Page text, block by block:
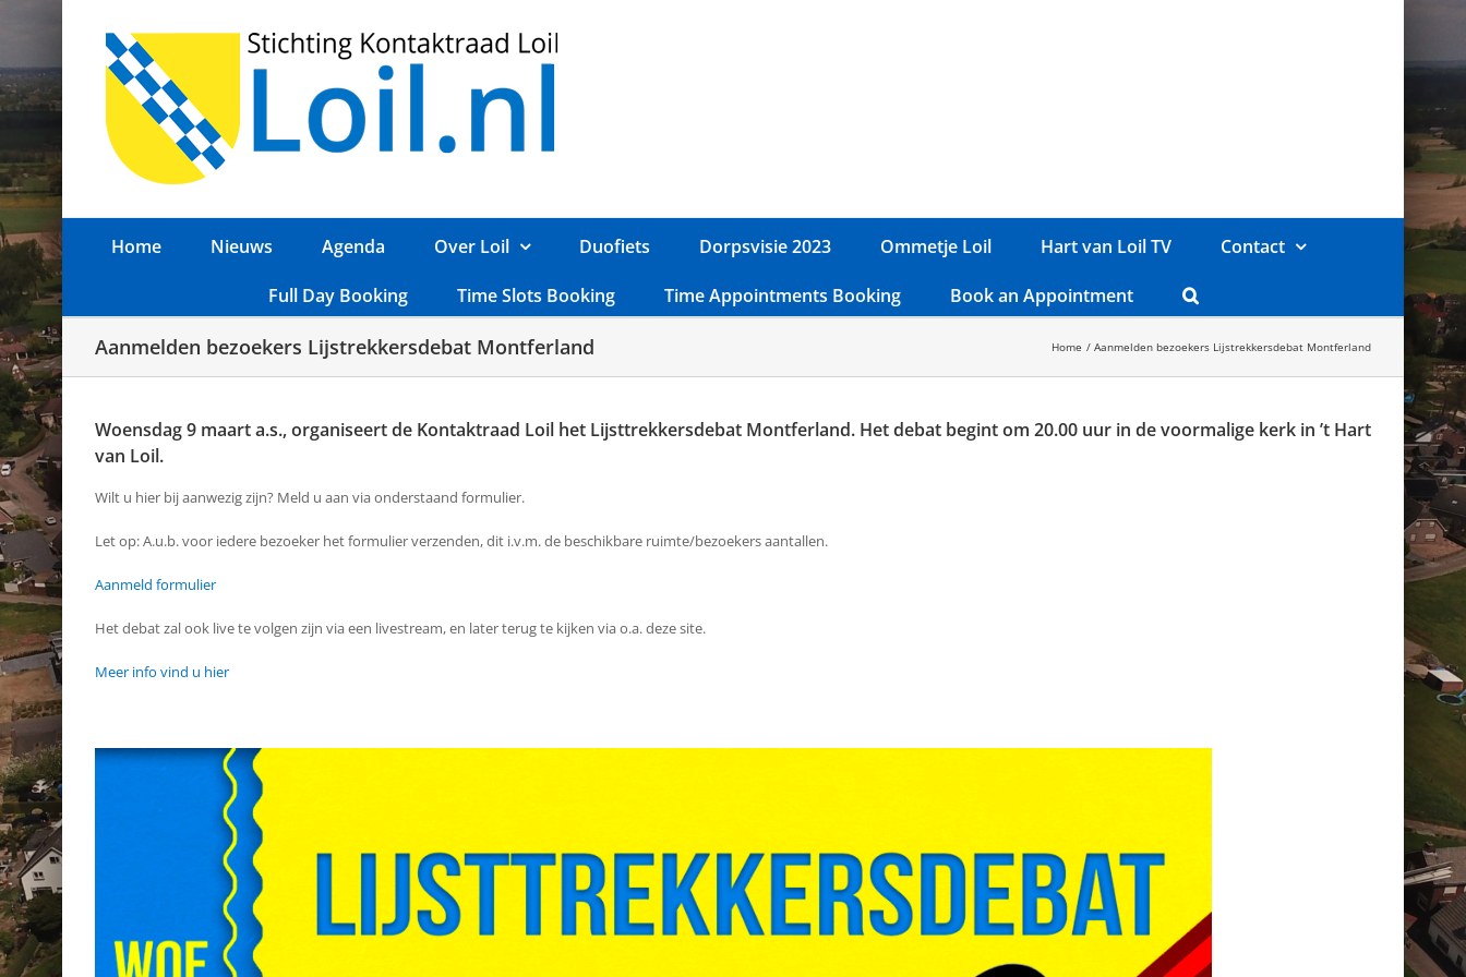
Home Nieuws Agenda Over Loil Duofiets Dorpsvisie 2023 Ommetje Loil Hart van Loil TV Contact
Full Day Booking Time Slots Booking Time Appointments Booking Book an Appointment
Aanmelden bezoekers Lijstrekkersdebat Montferland Home Aanmelden bezoekers Lijstrekkersdebat Montferland
Woensdag 9 maart a.s., organiseert de Kontaktraad Loil het Lijsttrekkersdebat Montferland. Het debat begint om 20.00 uur in de voormalige kerk in ’t Hart
van Loil.
Wilt u hier bij aanwezig zijn? Meld u aan via onderstaand formulier.
Let op: A.u.b. voor iedere bezoeker het formulier verzenden, dit i.v.m. de beschikbare ruimte/bezoekers aantallen.
Aanmeld formulier
Het debat zal ook live te volgen zijn via een livestream, en later terug te kijken via o.a. deze site.
Meer info vind u hier